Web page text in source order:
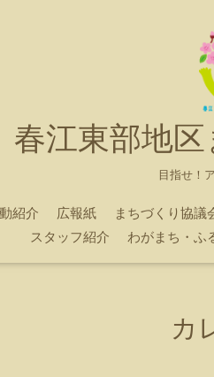
春江東部地
目指せ！
紹介 広報紙 まちづくり協議
スタッフ紹介
わがまち・ふ
カ